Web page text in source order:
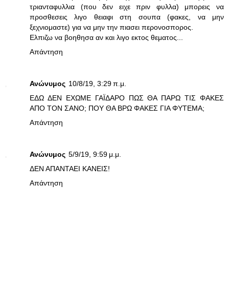
τριανταφυλλια (που δεν ειχε πριν φυλλα) μπορεις να
προσθεσεις λιγο θειαφι στη σουπα (φακες, να μην
ξεχνιομαστε) για να μην την πιασει περονοσπορος.
Ελπιζω να βοηθησα αν και λιγο εκτος θεματος...
Απάντηση
Ανώνυμος 10/8/19, 3:29 π.μ.
ΕΔΩ ΔΕΝ ΕΧΩΜΕ ΓΑΪΔΑΡΟ ΠΩΣ ΘΑ ΠΑΡΩ ΤΙΣ ΦΑΚΕΣ
ΑΠΟ ΤΟΝ ΣΑΝΟ; ΠΟΥ ΘΑ ΒΡΩ ΦΑΚΕΣ ΓΙΑ ΦΥΤΕΜΑ;
Απάντηση
Ανώνυμος 5/9/19, 9:59 μ.μ.
ΔΕΝ ΑΠΑΝΤΑΕΙ ΚΑΝΕΙΣ!
Απάντηση